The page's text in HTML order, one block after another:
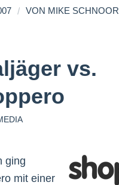
/ VON MIKE SCHNOOR
vs.
ging
mit einer